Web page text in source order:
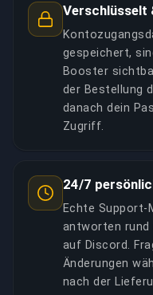
Verschlüsselt
gespeichert,
Booster
der Bestellung
danach dein
Zugriff.
24/7
Echte
antworten rund
auf Discord.
Änderungen
nach der